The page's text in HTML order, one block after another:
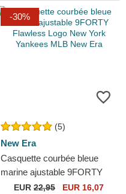
-30%
(5)
New Era
Casquette courbée bleue
marine ajustable 9FORTY
Flawless Logo New York
EUR 22,95 EUR 16,07